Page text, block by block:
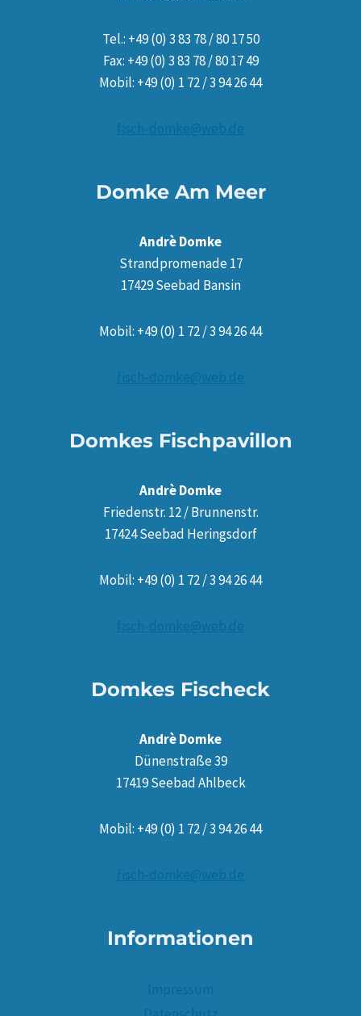
Tel.: +49 (0) 3 83 78 / 80 17 50
Fax: +49 (0) 3 83 78 / 80 17 49
Mobil: +49 (0) 1 72 / 3 94 26 44
fisch-domke@web.de
Domke Am Meer
Andrè Domke
Strandpromenade 17
17429 Seebad Bansin
Mobil: +49 (0) 1 72 / 3 94 26 44
fisch-domke@web.de
Domkes Fischpavillon
Andrè Domke
Friedenstr. 12 / Brunnenstr.
17424 Seebad Heringsdorf
Mobil: +49 (0) 1 72 / 3 94 26 44
fisch-domke@web.de
Domkes Fischeck
Andrè Domke
Dünenstraße 39
17419 Seebad Ahlbeck
Mobil: +49 (0) 1 72 / 3 94 26 44
fisch-domke@web.de
Informationen
Impressum